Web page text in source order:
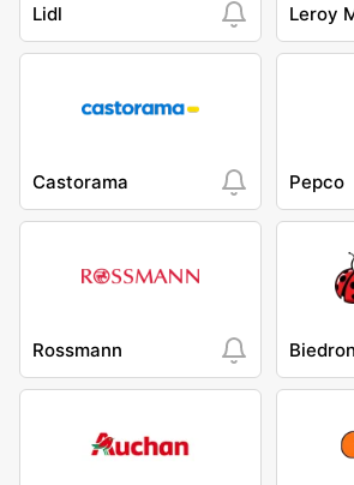
Lidl Leroy
Castorama Pepco
Rossmann